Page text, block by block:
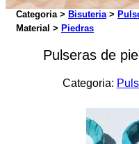
Categoria > Bisuteria>
Material > Piedras
Pulseras de
Categoria: